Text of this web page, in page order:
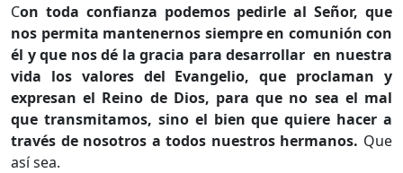
Con toda confianza podemos pedirle al Señor, que
nos permita mantenernos siempre en comunión con
él y que nos dé la gracia para desarrollar en nuestra
vida los valores del Evangelio, que proclaman y
expresan el Reino de Dios, para que no sea el mal
que transmitamos, sino el bien que quiere hacer a
través de nosotros a todos nuestros hermanos. Que
así sea.